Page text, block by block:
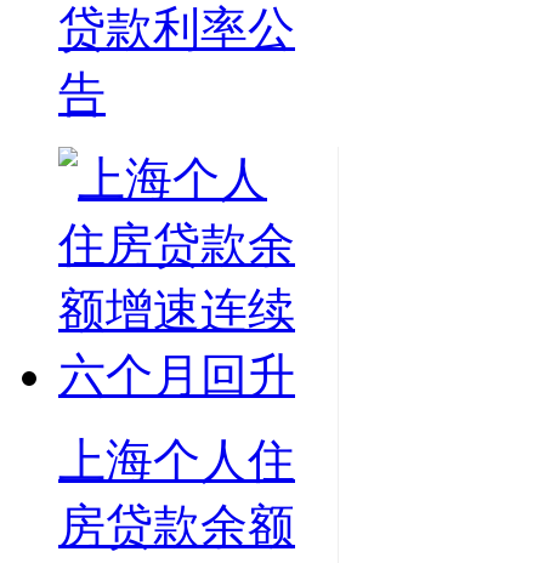
贷款利率公
告
上海个人住
房贷款余额